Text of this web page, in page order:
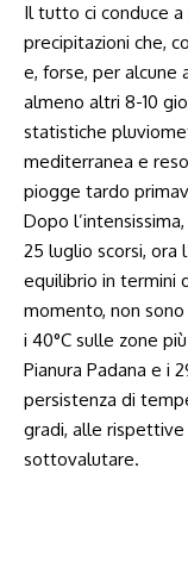
Il tutto ci conduce a
precipitazioni che,
e, forse, per alcune
almeno altri 8-10
statistiche
mediterranea e
piogge tardo
Dopo
25 luglio scorsi, ora
equilibrio in termini
momento, non
i 40°C sulle zone
Pianura Padana e i
persistenza di
gradi, alle
sottovalutare.